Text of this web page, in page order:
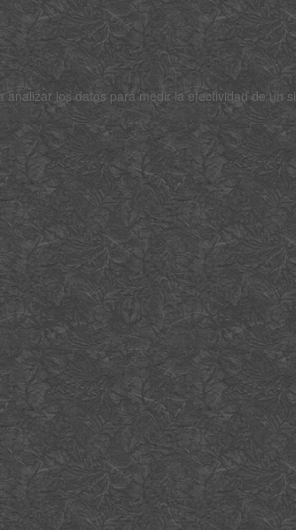
analizar los datos para medir la efectividad de un